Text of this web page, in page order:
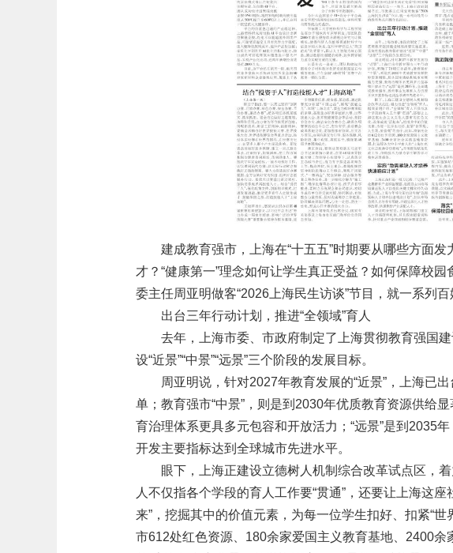
建成教育强市，上海在“十五五”时期要从哪些方面
才？“健康第一”理念如何让学生真正受益？如何保障校
委主任周亚明做客“2026上海民生访谈”节目，就一系列
出台三年行动计划，推进“全领域”育人
去年，上海市委、市政府制定了上海贯彻教育强国
设“近景”“中景”“远景”三个阶段的发展目标。
周亚明说，针对2027年教育发展的“近景”，上海已
单；教育强市“中景”，则是到2030年优质教育资源供给
育治理体系更具多元包容和开放活力；“远景”是到2035
开发主要指标达到全球城市先进水平。
眼下，上海正建设立德树人机制综合改革试点区，
人不仅指各个学段的育人工作要“贯通”，还要让上海这
来”，挖掘其中的价值元素，为每一位学生扣好、扣紧“
市612处红色资源、180余家爱国主义教育基地、2400